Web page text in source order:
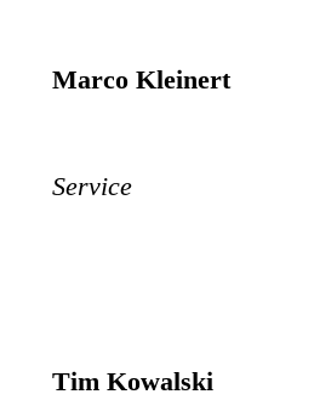
Marco Kleinert
Service
Tim Kowalski